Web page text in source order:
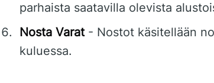
parhaista saatavilla olevista
Nosta Varat- Nostot käsitellään
kuluessa.